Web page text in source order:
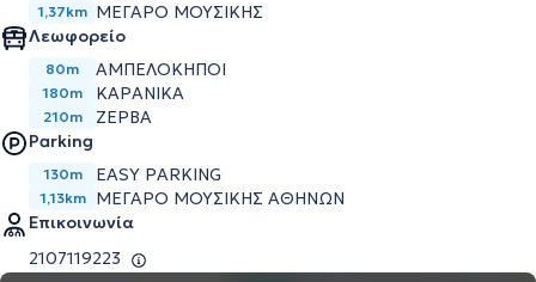
1,37km ΜΈΓΑΡΟ ΜΟΥΣΙΚΉΣ
Λεωφορείο
80m ΑΜΠΕΛΟΚΗΠΟΙ
180m ΚΑΡΑΝΙΚΑ
210m
ΖΕΡΒΑ
Parking
130m EASY PARKING
1,13km
ΜΕΓΆΡΟ ΜΟΥΣΙΚΉΣ ΑΘΗΝΏΝ
Επικοινωνία
2107119223